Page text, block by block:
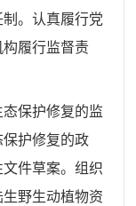
。认真履行党
履行监督责
态保护修复的监
护修复的政
件草案。组织
野生动植物资